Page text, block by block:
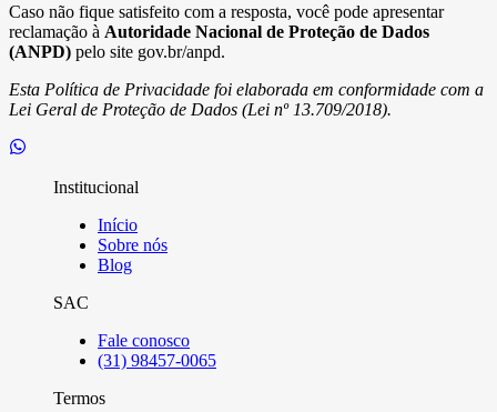
Caso não fique satisfeito com a resposta, você pode apresentar
reclamação à Autoridade Nacional de Proteção de Dados
(ANPD) pelo site gov.br/anpd.
Esta Política de Privacidade foi elaborada em conformidade com a
Lei Geral de Proteção de Dados (Lei nº 13.709/2018).
Institucional
Início
Sobre nós
Blog
SAC
Fale conosco
(31) 98457-0065
Termos